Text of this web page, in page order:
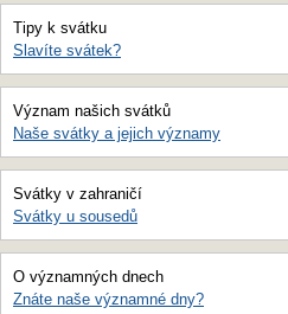
Tipy k svátku
Slavíte svátek?
Význam našich svátků
Naše svátky a jejich významy
Svátky v zahraničí
Svátky u sousedů
O významných dnech
Znáte naše významné dny?